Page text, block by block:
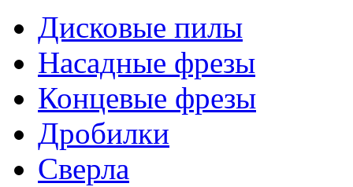
Дисковые пилы
Насадные фрезы
Концевые фрезы
Дробилки
Сверла